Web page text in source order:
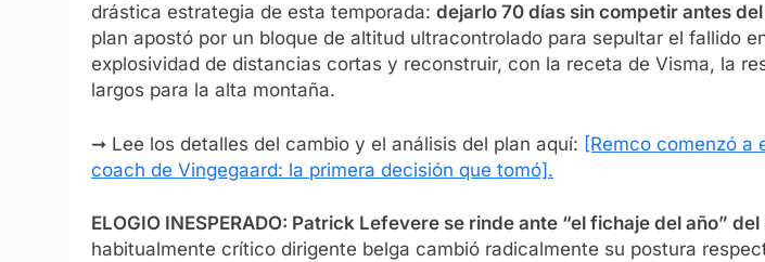
drástica estrategia de esta temporada: dejarlo 70 días sin competir antes
plan apostó por un bloque de altitud ultracontrolado para sepultar el fallido
explosividad de distancias cortas y reconstruir, con la receta de Visma, la
largos para la alta montaña.
➞ Lee los detalles del cambio y el análisis del plan aquí: [Remco comenzó a
coach de Vingegaard: la primera decisión que tomó].
ELOGIO INESPERADO: Patrick Lefevere se rinde ante “el fichaje del año” del
habitualmente crítico dirigente belga cambió radicalmente su postura